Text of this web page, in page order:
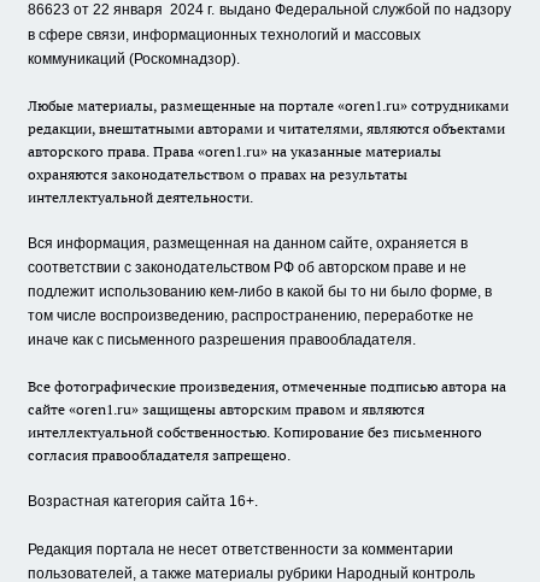
86623 от 22 января 2024 г. выдано Федеральной службой по надзору
в сфере связи, информационных технологий и массовых
коммуникаций (Роскомнадзор).
Любые материалы, размещенные на портале «oren1.ru» сотрудниками
редакции, внештатными авторами и читателями, являются объектами
авторского права. Права «oren1.ru» на указанные материалы
охраняются законодательством о правах на результаты
интеллектуальной деятельности.
Вся информация, размещенная на данном сайте, охраняется в
соответствии с законодательством РФ об авторском праве и не
подлежит использованию кем-либо в какой бы то ни было форме, в
том числе воспроизведению, распространению, переработке не
иначе как с письменного разрешения правообладателя.
Все фотографические произведения, отмеченные подписью автора на
сайте «oren1.ru» защищены авторским правом и являются
интеллектуальной собственностью. Копирование без письменного
согласия правообладателя запрещено.
Возрастная категория сайта 16+.
Редакция портала не несет ответственности за комментарии
пользователей, а также материалы рубрики Народный контроль